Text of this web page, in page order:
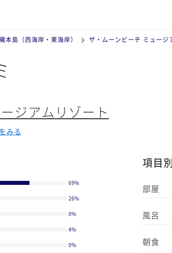
本島（西海岸・東海岸） ザ・ムーンビーチ ミュージ
ジアムリゾート
みる
69%
26%
0%
4%
0%
項目
部屋
風呂
朝食